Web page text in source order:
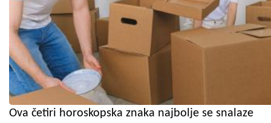
Ova četiri horoskopska znaka najbolje se snalaze